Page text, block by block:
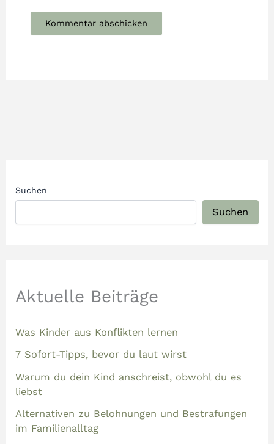
Suchen
Suchen
Aktuelle Beiträge
Was Kinder aus Konflikten lernen
7 Sofort-Tipps, bevor du laut wirst
Warum du dein Kind anschreist, obwohl du es
liebst
Alternativen zu Belohnungen und Bestrafungen
im Familienalltag